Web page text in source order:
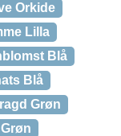
Orkide
Lilla
Blå
Blå
Grøn